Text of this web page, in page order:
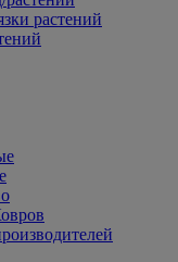
растений